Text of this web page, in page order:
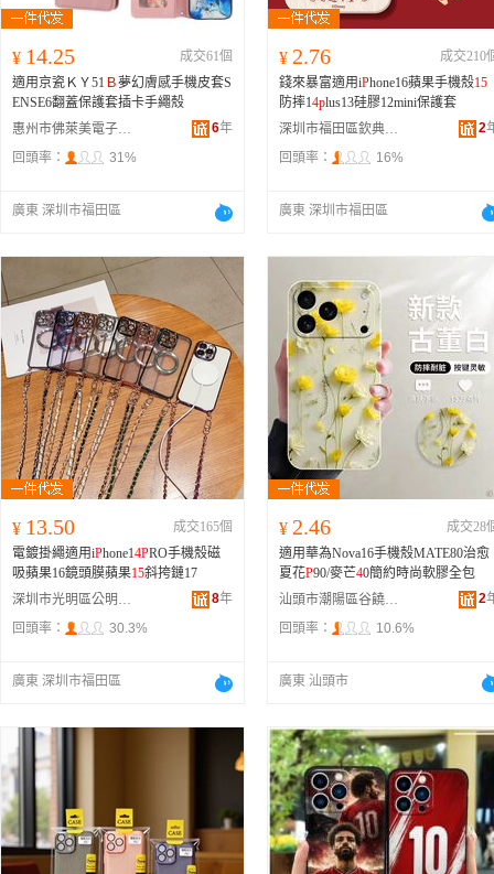
¥ 14.25
成交61個
適用京瓷ＫＹ51 Ｂ夢幻膚感手機皮套S
ENSE6翻蓋保護套插卡手繩殼
惠州市佛萊美電子有限公司
6年
回頭率：
31%
廣東 深圳市福田區
¥ 2.76
成交210
錢來暴富適用iPhone16蘋果手機殼15
防摔14plus13硅膠12mini保護套
深圳市福田區欽典電子產品店
2
回頭率：
16%
廣東 深圳市福田區
¥ 13.50
成交165個
電鍍掛繩適用iPhone14PRO手機殼磁
吸蘋果16鏡頭膜蘋果15斜挎鏈17
深圳市光明區公明鑫譽源達電子商行
8年
回頭率：
30.3%
廣東 深圳市福田區
¥ 2.46
成交28
適用華為Nova16手機殼MATE80治愈
夏花P90/麥芒40簡約時尚軟膠全包
汕頭市潮陽區谷饒漫鉛電子商行
2
回頭率：
10.6%
廣東 汕頭市